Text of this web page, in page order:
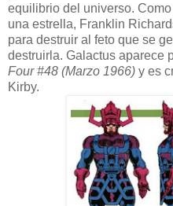
equilibrio del universo.
una estrella, Franklin
para destruir al feto que se
destruirla. Galactus aparece
Four #48 (Marzo 1966) y es
Kirby.